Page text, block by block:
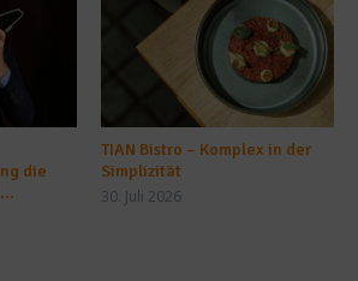
die
TIAN Bistro – Komplex in der
Simplizität
30. Juli 2026